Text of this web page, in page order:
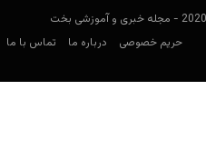
حریم خصوصی
درباره ما تماس با ما